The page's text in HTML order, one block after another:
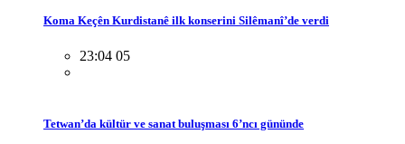
Koma Keçên Kurdistanê ilk konserini Silêmanî’de verdi
23:04 05
Tetwan’da kültür ve sanat buluşması 6’ncı gününde